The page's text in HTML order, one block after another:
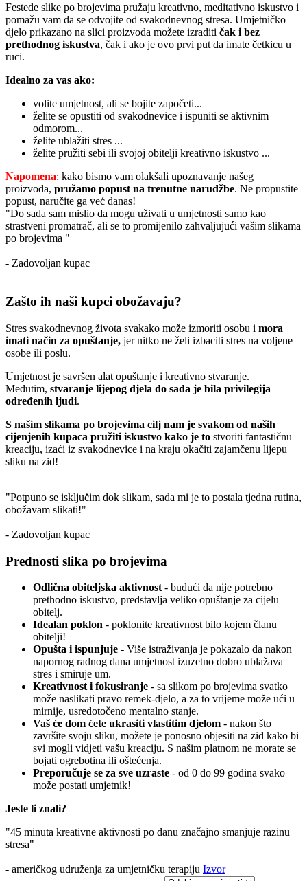
Festede slike po brojevima pružaju kreativno, meditativno iskustvo i
pomažu vam da se odvojite od svakodnevnog stresa. Umjetničko
djelo prikazano na slici proizvoda možete izraditi čak i bez
prethodnog iskustva, čak i ako je ovo prvi put da imate četkicu u
ruci.
Idealno za vas ako:
volite umjetnost, ali se bojite započeti...
želite se opustiti od svakodnevice i ispuniti se aktivnim
odmorom...
želite ublažiti stres ...
želite pružiti sebi ili svojoj obitelji kreativno iskustvo ...
Napomena: kako bismo vam olakšali upoznavanje našeg
proizvoda, pružamo popust na trenutne narudžbe. Ne propustite
popust, naručite ga već danas!
"Do sada sam mislio da mogu uživati u umjetnosti samo kao
strastveni promatrač, ali se to promijenilo zahvaljujući vašim slikama
po brojevima "
- Zadovoljan kupac
Zašto ih naši kupci obožavaju?
Stres svakodnevnog života svakako može izmoriti osobu i mora
imati način za opuštanje, jer nitko ne želi izbaciti stres na voljene
osobe ili poslu.
Umjetnost je savršen alat opuštanje i kreativno stvaranje.
Međutim, stvaranje lijepog djela do sada je bila privilegija
određenih ljudi.
S našim slikama po brojevima cilj nam je svakom od naših
cijenjenih kupaca pružiti iskustvo kako je to stvoriti fantastičnu
kreaciju, izaći iz svakodnevice i na kraju okačiti zajamčenu lijepu
sliku na zid!
"Potpuno se isključim dok slikam, sada mi je to postala tjedna rutina,
obožavam slikati!"
- Zadovoljan kupac
Prednosti slika po brojevima
Odlična obiteljska aktivnost- budući da nije potrebno
prethodno iskustvo, predstavlja veliko opuštanje za cijelu
obitelj.
Idealan poklon - poklonite kreativnost bilo kojem članu
obitelji!
Opušta i ispunjuje - Više istraživanja je pokazalo da nakon
napornog radnog dana umjetnost izuzetno dobro ublažava
stres i smiruje um.
Kreativnost i fokusiranje - sa slikom po brojevima svatko
može naslikati pravo remek-djelo, a za to vrijeme može ući u
mirnije, usredotočeno mentalno stanje.
Vaš će dom ćete ukrasiti vlastitim djelom - nakon što
završite svoju sliku, možete je ponosno objesiti na zid kako bi
svi mogli vidjeti vašu kreaciju. S našim platnom ne morate se
bojati ogrebotina ili oštećenja.
Preporučuje se za sve uzraste - od 0 do 99 godina svako
može postati umjetnik!
Jeste li znali?
"45 minuta kreativne aktivnosti po danu značajno smanjuje razinu
stresa"
- američkog udruženja za umjetničku terapiju Izvor